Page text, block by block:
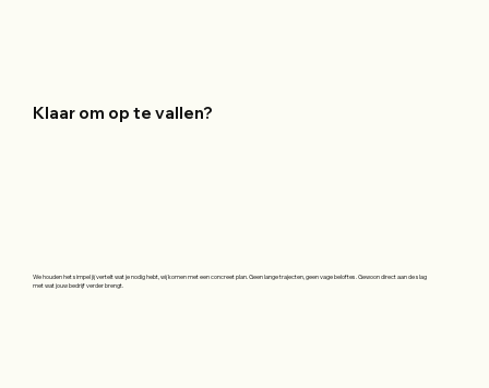
Klaar om op te vallen?
We houden het simpel jij vertelt wat je nodig hebt, wij komen met een concreet plan. Geen lange trajecten, geen vage beloftes. Gewoon direct aan de slag
met wat jouw bedrijf verder brengt.